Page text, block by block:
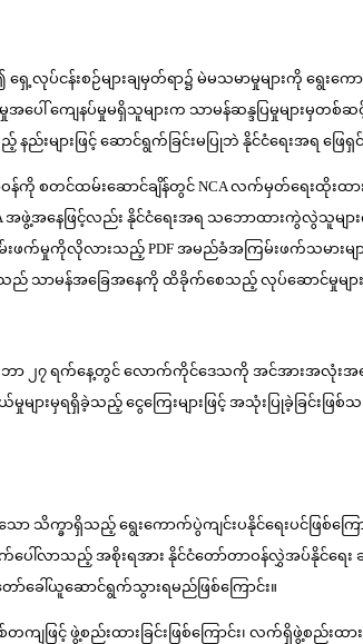
ပ်ငန်းစဉ်များချမှတ်ရာ၌ မဲမသမာမှုများကို ရွေး
ါ် ကျေနပ်မှုမရှိသူများက သာမန်ဆန္ဒပြမှုများမှတစ်
များဖြင့် ဆောင်ရွက်ခြင်းမပြုဘဲ နိုင်ငံရေးအရ ဖြ
စတင်ထမ်းဆောင်ချိန်တွင် NCA လက်မှတ်ရေးထိုးထာ
အဖွဲ့အနေဖြင့်လည်း နိုင်ငံရေးအရ သဘောထားကွဲလွဲသူမျ
းဖက်မှုကိုလိုလားသည့် PDF အမည်ခံအကြမ်းဖက်သမားမျ
သည် သာမန်အခြေအနေကို ထိခိုက်စေသည့် လုပ်ဆောင်မှုများဖ
၇ ရက်နေ့တွင် လောက်ကိုင်ဒေသကို အင်အားအလုံးအရင်းဖြင့်
ယ်မှုများမှရရှိခဲ့သည့် ငွေကြေးများဖြင့် အသုံးပြုခဲ့
က္ခာရှိသည့် ရွေးကောက်ပွဲကျင်းပနိုင်ရေးပင်ဖြစ်ကြော
ါ်လာသည့် အစိုးရအား နိုင်ငံတော်တာဝန်လွှဲအပ်နိုင်ရေး
ာ်ခေါ်ယူဆောင်ရွက်သွားရမည်ဖြစ်ကြောင်း။
ကျဖြင့် ဖွဲ့စည်းထားခြင်းဖြစ်ကြောင်း၊ လက်ရှိဖွဲ့စည်